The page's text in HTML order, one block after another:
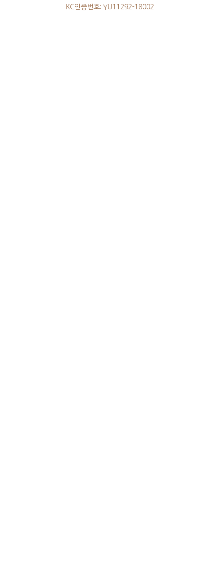
KC인증번호: YU11292-18002